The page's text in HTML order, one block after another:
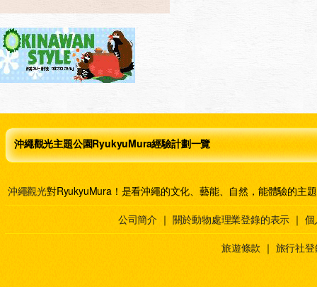
沖繩觀光主題公園RyukyuMura經驗計劃一覽
沖繩觀光對RyukyuMura！是看沖繩的文化、藝能、自然，能體驗的主
公司簡介 ｜ 關於動物處理業登錄的表示 ｜
旅遊條款 ｜ 旅行社